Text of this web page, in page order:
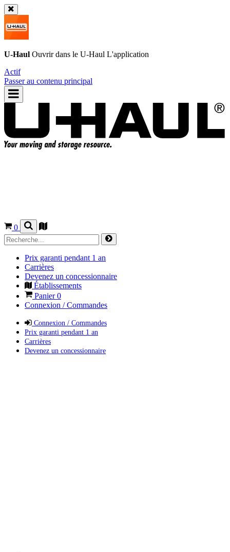
U-Haul Ouvrir dans le U-Haul L'application
Actif
Passer au contenu principal
0
Prix garanti pendant 1 an
Carrières
Devenez un concessionnaire
Établissements
Panier0
Connexion / Commandes
Connexion / Commandes
Prix garanti pendant 1 an
Carrières
Devenez un concessionnaire